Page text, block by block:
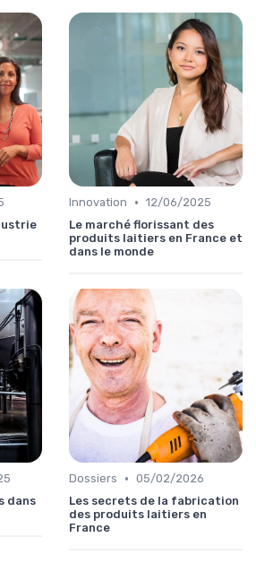
Innovation • 12/06/2025
Le marché florissant des
produits laitiers en France et
dans le monde
dans
Dossiers • 05/02/2026
Les secrets de la fabrication
des produits laitiers en
France